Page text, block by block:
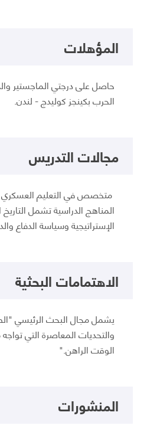
المؤهلات
حاصل على درجتي الماجستير
الحرب بكينجز كوليدج - لندن.
مجالات التدريس
متخصص في التعليم العسكري
المناهج الدراسية تشمل
الإستراتيجية وسياسة الدفاع
الاهتمامات البحثية
يشمل مجال البحث الرئيسي
والتحديات المعاصرة التي
الوقت الراهن."
المنشورات